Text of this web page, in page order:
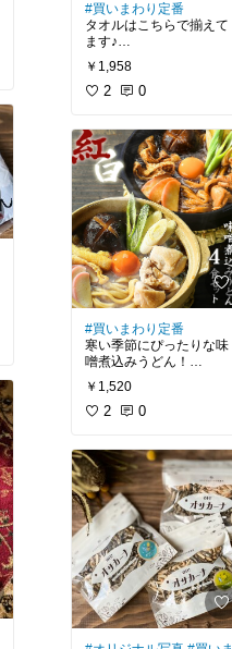
#買いまわり定番
タオルはこちらで揃えて
ます♪
色も統一してオフホワイ
トのみで。
薄手で乾きやすく、普段
#買ってよかった
#生活雑貨
#ランドリー
#タオル
￥1,958
2 0
#買いまわり定番
寒い季節にぴったりな味
噌煮込みうどん！
2種類の味噌味が楽しめ
るのが良い。
食べ応えのある麺も好き♪
#我が家のお取り寄せ
#おうち時間充実
#味噌煮込みうどん
￥1,520
2 0